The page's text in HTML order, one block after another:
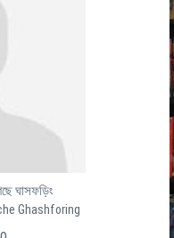
ঘাসফড়িং
Ghashforing